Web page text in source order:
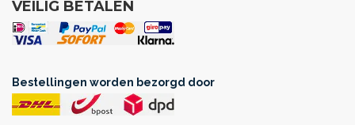
VEILIG BETALEN
Bestellingen worden bezorgd door